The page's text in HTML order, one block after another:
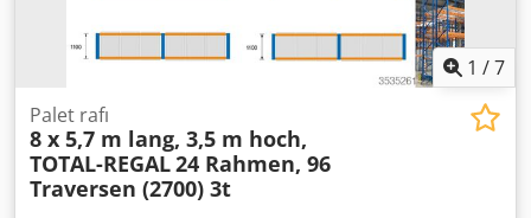
1 /7
Palet rafı
8 x 5,7 m lang, 3,5 m hoch,
TOTAL-REGAL24 Rahmen, 96
Traversen (2700) 3t